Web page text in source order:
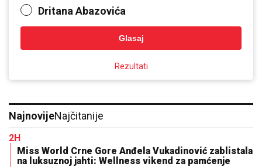
Dritana Abazovića
Glasaj
Rezultati
NajnovijeNajčitanije
2H
Miss World Crne Gore Anđela Vukadinović zablistala
na luksuznoj jahti: Wellness vikend za pamćenje